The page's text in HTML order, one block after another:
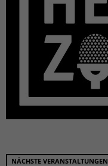
NÄCHSTE VERANSTALTUNGEN